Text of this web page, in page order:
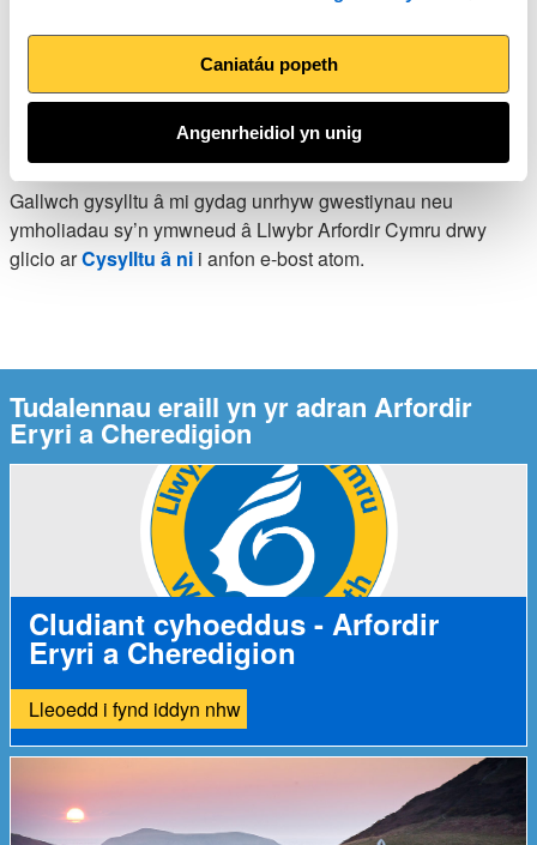
Caniatáu popeth
Angenrheidiol yn unig
anhygoel.
Cysylltu â Swyddog Llwybr Arfordir
Cymru
Gallwch gysylltu â mi gydag unrhyw gwestiynau neu
ymholiadau sy’n ymwneud â Llwybr Arfordir Cymru drwy
glicio arCysylltu â ni i anfon e-bost atom.
Tudalennau eraill yn yr adran Arfordir
Eryri a Cheredigion
Cludiant cyhoeddus - Arfordir
Eryri a Cheredigion
Lleoedd i fynd iddyn nhw